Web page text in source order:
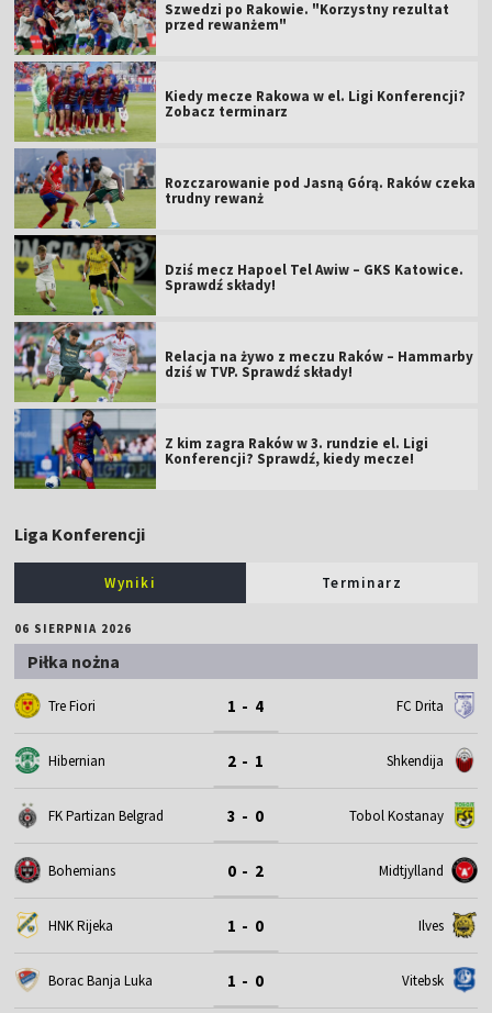
Szwedzi po Rakowie. "Korzystny rezultat
przed rewanżem"
Kiedy mecze Rakowa w el. Ligi Konferencji?
Zobacz terminarz
Rozczarowanie pod Jasną Górą. Raków czeka
trudny rewanż
Dziś mecz Hapoel Tel Awiw – GKS Katowice.
Sprawdź składy!
Relacja na żywo z meczu Raków – Hammarby
dziś w TVP. Sprawdź składy!
Z kim zagra Raków w 3. rundzie el. Ligi
Konferencji? Sprawdź, kiedy mecze!
Liga Konferencji
Wyniki Terminarz
06 SIERPNIA 2026
Piłka nożna
Tre Fiori 1 - 4 FC Drita
Hibernian 2 - 1 Shkendija
FK Partizan Belgrad 3 - 0 Tobol Kostanay
Bohemians 0 - 2 Midtjylland
HNK Rijeka 1 - 0 Ilves
Borac Banja Luka 1 - 0 Vitebsk